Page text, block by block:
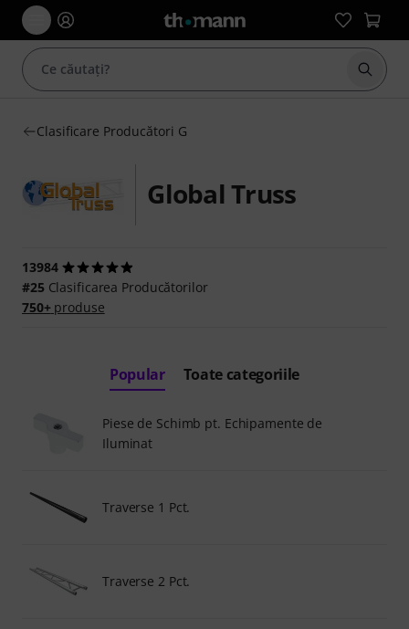
Clasificare Producători G
Global Truss
13984
#25 Clasificarea Producătorilor
750+produse
Popular Toate categoriile
Piese de Schimb pt. Echipamente de
Iluminat
Traverse 1 Pct.
Traverse 2 Pct.